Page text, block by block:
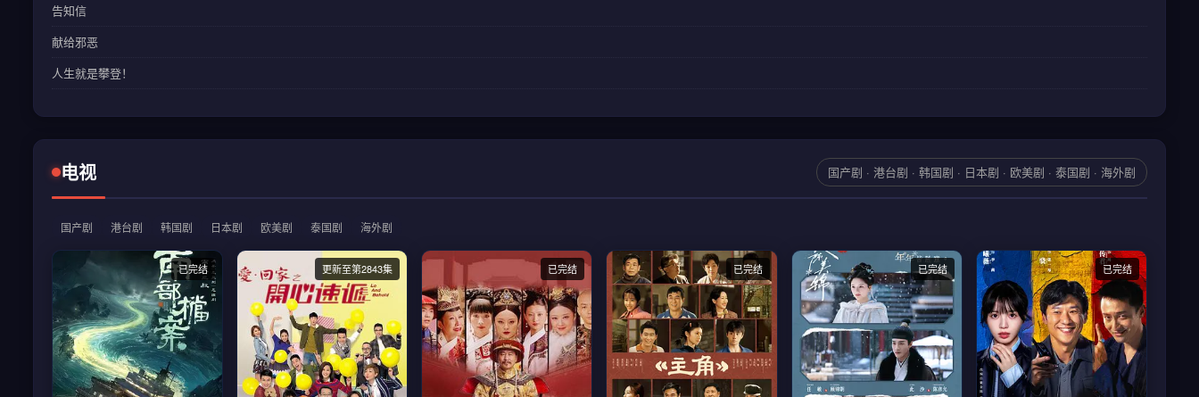
告知信
献给邪恶
人生就是攀登！
电视 国产剧 · 港台剧 · 韩国剧 · 日本剧 · 欧美剧 · 泰国剧 · 海外剧
国产剧 港台剧 韩国剧 日本剧 欧美剧 泰国剧 海外剧
已完结 更新至第2843集 已完结 已完结 已完结 已完结